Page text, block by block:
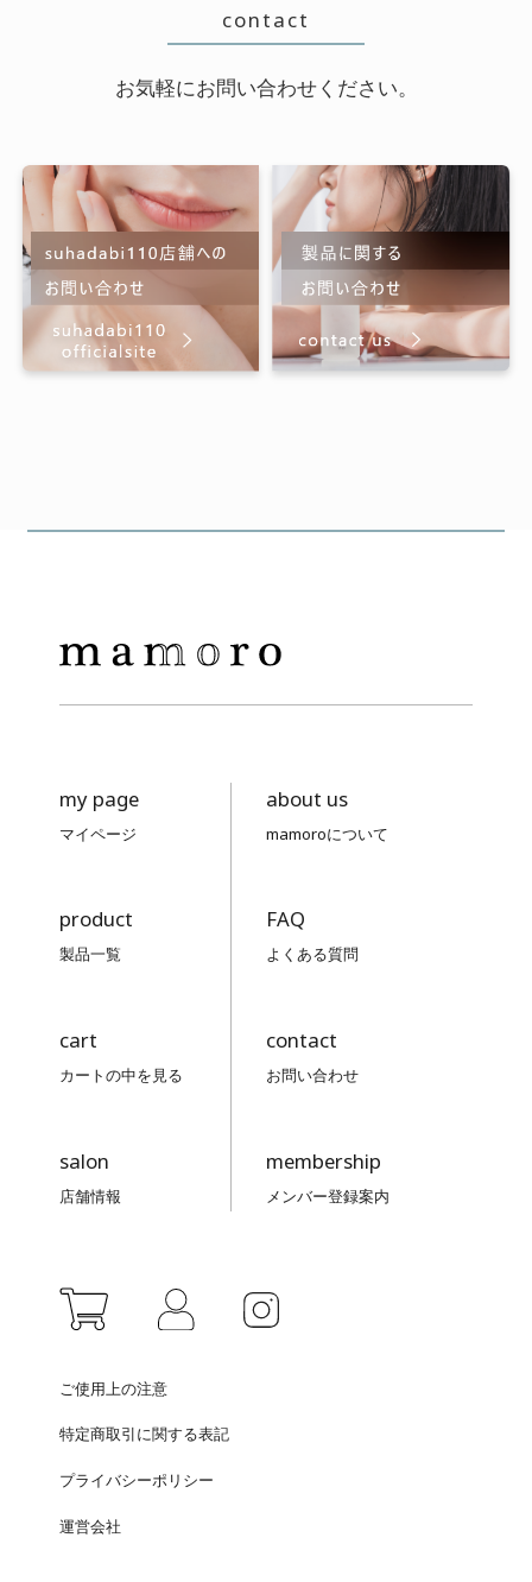
contact
お気軽にお問い合わせください。
my page
マイページ
product
製品一覧
cart
カートの中を見る
salon
店舗情報
about us
mamoroについて
FAQ
よくある質問
contact
お問い合わせ
membership
メンバー登録案内
ご使用上の注意
特定商取引に関する表記
プライバシーポリシー
運営会社